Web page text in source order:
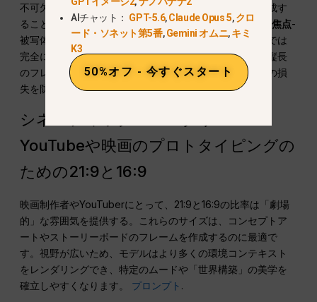
不可欠な選択です。このフォーマットでネイティブに生成す
ることで、Nano Banana 2は以下のことを保証します。焦点-
被写体が人間であろうと製品であろうと、モバイル視聴では
完全に中央に配置されます。これにより、横長の画像を縦長
のフレームに変換する際に発生する、重要な視覚データの損
失を防ぐことができます。.
シネマティック・マスタリー：
YouTubeや映画のプロトタイピングの
ための21:9と16:9
映画制作者やYouTuberにとって、21:9と16:9の比率は「劇場
的」な雰囲気を提供する。これらのサイズは、コンセプトア
ートやストーリーボードのフレームを作成するのに最適で
す。視野が広いため、モデルはより多くの環境コンテキスト
をレンダリングでき、特定のムードや「世界構築」の美学を
確立しやすくなります。 プロンプト .
AIチャット： GPT-5.6,Claude Opus 5,クロ
ード・ソネット第5番,Gemini オムニ,キミ
K3
50%オフ - 今すぐスタート